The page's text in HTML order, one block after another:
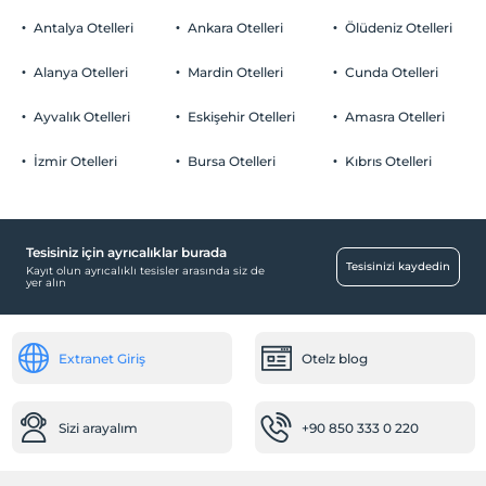
Otopark
Ücretsiz Halka Açık Otopark
Bebek
Isıtma
Tavla Ücretsiz
Tesisimizde sadece 18 ile 90 yaşları arasındaki misafirler kabul
Çocuklar
Antalya Otelleri
Alanya Otelleri
Ayvalık Otelleri
İzmir Otelleri
Ankara Otelleri
Mardin Otelleri
Eskişehir Otelleri
Bursa Otelleri
Ölüdeniz Otelleri
Cunda Otelleri
Amasra Otelleri
Kıbrıs Otelleri
Tesisiniz için ayrıcalıklar burada
Kayıt olun ayrıcalıklı tesisler arasında siz de
yer alın
Tesisinizi kaydedin
Extranet Giriş Otelz blog
Sizi arayalım +90 850 333 0 220